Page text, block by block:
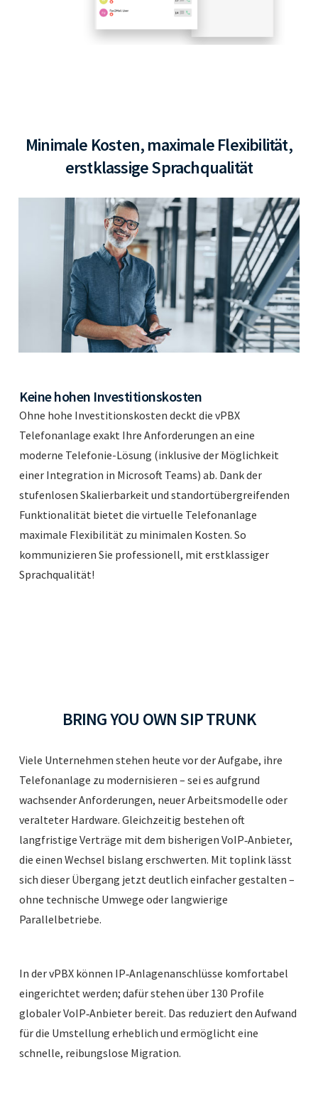
Minimale Kosten, maximale Flexibilität,
erstklassige Sprachqualität
Keine hohen Investitionskosten
Ohne hohe Investitionskosten deckt die vPBX
Telefonanlage exakt Ihre Anforderungen an eine
moderne Telefonie-Lösung (inklusive der Möglichkeit
einer Integration in Microsoft Teams) ab. Dank der
stufenlosen Skalierbarkeit und standortübergreifenden
Funktionalität bietet die virtuelle Telefonanlage
maximale Flexibilität zu minimalen Kosten. So
kommunizieren Sie professionell, mit erstklassiger
Sprachqualität!
BRING YOU OWN SIP TRUNK
Viele Unternehmen stehen heute vor der Aufgabe, ihre
Telefonanlage zu modernisieren – sei es aufgrund
wachsender Anforderungen, neuer Arbeitsmodelle oder
veralteter Hardware. Gleichzeitig bestehen oft
langfristige Verträge mit dem bisherigen VoIP‑Anbieter,
die einen Wechsel bislang erschwerten. Mit toplink lässt
sich dieser Übergang jetzt deutlich einfacher gestalten –
ohne technische Umwege oder langwierige
Parallelbetriebe.
In der vPBX können IP‑Anlagenanschlüsse komfortabel
eingerichtet werden; dafür stehen über 130 Profile
globaler VoIP‑Anbieter bereit. Das reduziert den Aufwand
für die Umstellung erheblich und ermöglicht eine
schnelle, reibungslose Migration.